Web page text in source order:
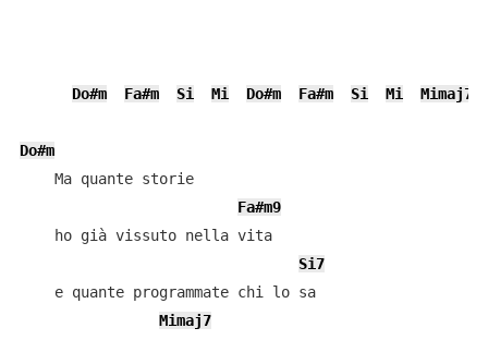
Do#m Fa#m Si Mi Do#m Fa#m Si Mi Mimaj7
Do#m
    Ma quante storie
Fa#m9
    ho già vissuto nella vita
Si7
    e quante programmate chi lo sa
Mimaj7